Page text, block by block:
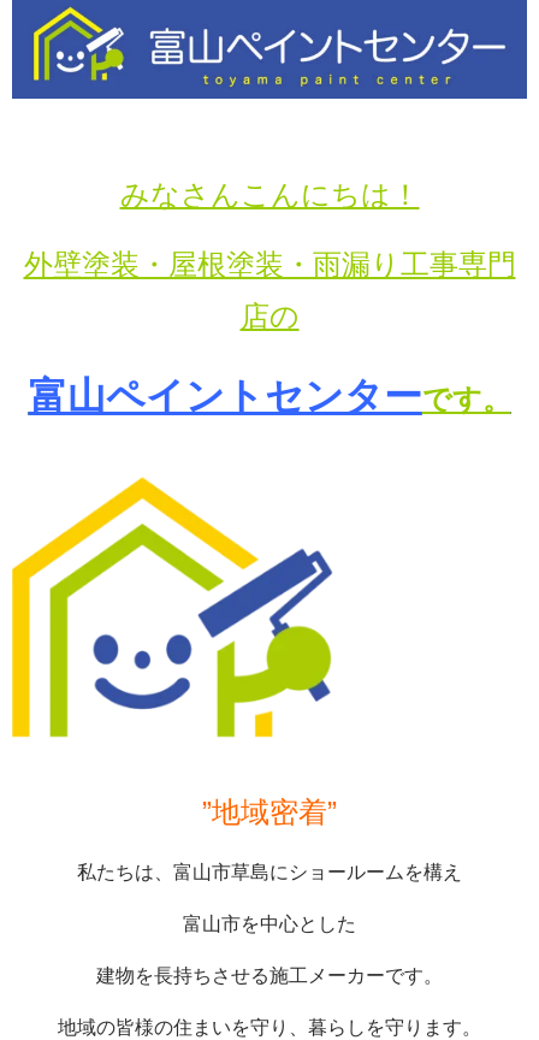
みなさんこんにちは！
外壁塗装・屋根塗装・雨漏り工事専門
店の
富山ペイントセンターです。
”地域密着”
私たちは、富山市草島にショールームを構え
富山市を中心とした
建物を長持ちさせる施工メーカーです。
地域の皆様の住まいを守り、暮らしを守ります。